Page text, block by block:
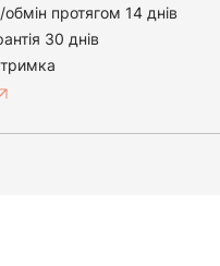
протягом 14 днів
30 днів